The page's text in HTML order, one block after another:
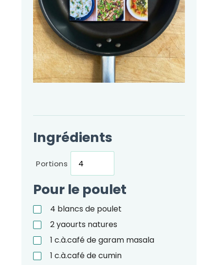
Ingrédients
Portions
Pour le poulet
4 blancs de poulet
2yaourts natures
1 c.à.caféde garam masala
1 c.à.caféde cumin